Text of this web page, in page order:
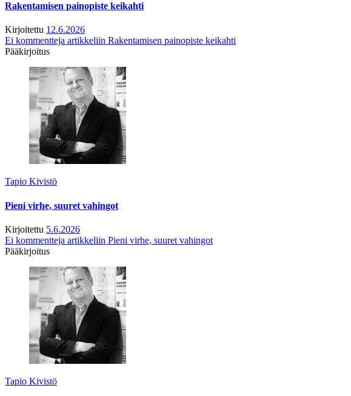
Rakentamisen painopiste keikahti
Kirjoitettu 12.6.2026
Ei kommentteja artikkeliin Rakentamisen painopiste keikahti
Pääkirjoitus
Tapio Kivistö
Pieni virhe, suuret vahingot
Kirjoitettu 5.6.2026
Ei kommentteja artikkeliin Pieni virhe, suuret vahingot
Pääkirjoitus
Tapio Kivistö